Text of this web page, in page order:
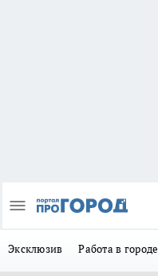
Эксклюзив Работа в городе